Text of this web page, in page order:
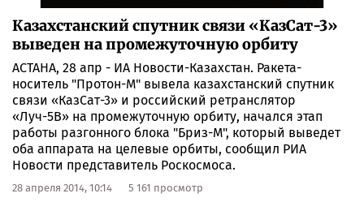
Казахстанский спутник связи «КазСат-3»
выведен на промежуточную орбиту
АСТАНА, 28 апр - ИА Новости-Казахстан. Ракета-
носитель "Протон-М" вывела казахстанский спутник
связи «КазСат-3» и российский ретранслятор
«Луч-5В» на промежуточную орбиту, начался этап
работы разгонного блока "Бриз-М", который выведет
оба аппарата на целевые орбиты, сообщил РИА
Новости представитель Роскосмоса.
28 апреля 2014, 10:14 5 161 просмотр